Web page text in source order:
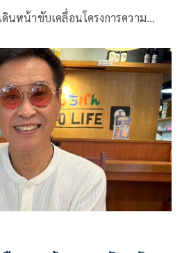
รนหน้าขับเคลื่อนโครงการความ…